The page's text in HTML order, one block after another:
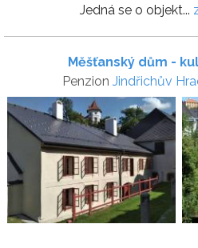
Jedná se o objekt...
Měšťanský dům -
Penzion Jindřichův